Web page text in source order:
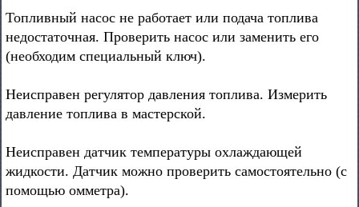
Топливный насос не работает или подача топлива
недостаточная. Проверить насос или заменить его
(необходим специальный ключ).
Неисправен регулятор давления топлива. Измерить
давление топлива в мастерской.
Неисправен датчик температуры охлаждающей
жидкости. Датчик можно проверить самостоятельно (с
помощью омметра).